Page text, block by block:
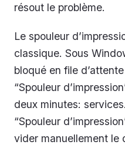
résout le problème.
Le spouleur
classique. Sous
bloqué en file
“Spouleur
deux minutes:
“Spouleur
vider manuellement le